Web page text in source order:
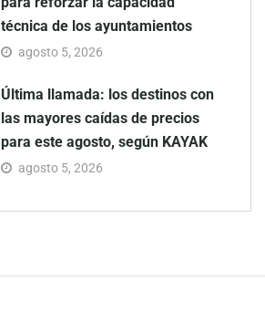
técnica de los ayuntamientos
agosto 5, 2026
Última llamada: los destinos con
las mayores caídas de precios
para este agosto, según KAYAK
agosto 5, 2026